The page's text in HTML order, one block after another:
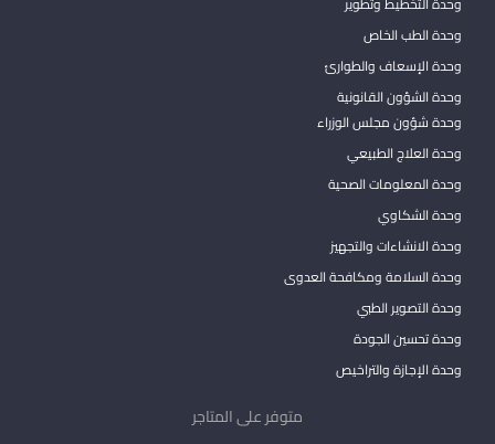
وحدة الطب الخاص
وحدة الإسعاف والطوارئ
وحدة الشؤون القانونية
وحدة شؤون مجلس الوزراء
وحدة العلاج الطبيعي
وحدة المعلومات الصحية
وحدة الشكاوي
وحدة الانشاءات والتجهيز
وحدة السلامة ومكافحة العدوى
وحدة التصوير الطبي
وحدة تحسين الجودة
وحدة الإجازة والتراخيص
متوفر على المتاجر